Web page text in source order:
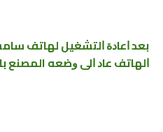
ﺑﻌﺪ ﺍﻋﺎﺩﺓ ﺍﻟﺘﺸﻐﻴﻞ
ﺍﻟﻬﺎﺗﻒ ﻋﺎﺩ ﺍﻟﻰ ﻭﺿﻌﻪ المصنع